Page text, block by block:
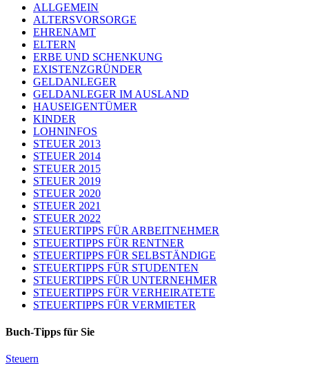
ALLGEMEIN
ALTERSVORSORGE
EHRENAMT
ELTERN
ERBE UND SCHENKUNG
EXISTENZGRÜNDER
GELDANLEGER
GELDANLEGER IM AUSLAND
HAUSEIGENTÜMER
KINDER
LOHNINFOS
STEUER 2013
STEUER 2014
STEUER 2015
STEUER 2019
STEUER 2020
STEUER 2021
STEUER 2022
STEUERTIPPS FÜR ARBEITNEHMER
STEUERTIPPS FÜR RENTNER
STEUERTIPPS FÜR SELBSTÄNDIGE
STEUERTIPPS FÜR STUDENTEN
STEUERTIPPS FÜR UNTERNEHMER
STEUERTIPPS FÜR VERHEIRATETE
STEUERTIPPS FÜR VERMIETER
Buch-Tipps für Sie
Steuern